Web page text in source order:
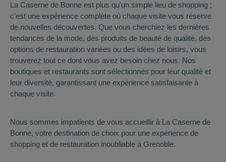
La Caserne de Bonne est plus qu'un simple lieu de shopping ;
c'est une expérience complète où chaque visite vous réserve
de nouvelles découvertes. Que vous cherchiez les dernières
tendances de la mode, des produits de beauté de qualité, des
options de restauration variées ou des idées de loisirs, vous
trouverez tout ce dont vous avez besoin chez nous. Nos
boutiques et restaurants sont sélectionnés pour leur qualité et
leur diversité, garantissant une expérience satisfaisante à
chaque visite.
Nous sommes impatients de vous accueillir à La Caserne de
Bonne, votre destination de choix pour une expérience de
shopping et de restauration inoubliable à Grenoble.